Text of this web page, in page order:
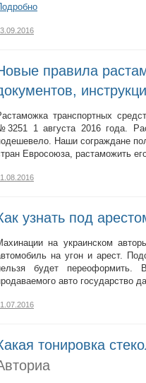
правила
транспортных
1 августа 2016 года.
Наши сограждане
Евросоюза, растаможить
узнать под
на украинском
на угон и арест.
будет переоформить.
авто государство
тонировка